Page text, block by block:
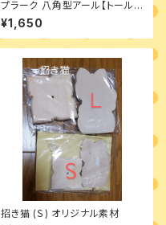
プラーク 八角型アール【トール
ペイント 材料】
¥1,650
招き猫 (Ｓ) オリジナル素材